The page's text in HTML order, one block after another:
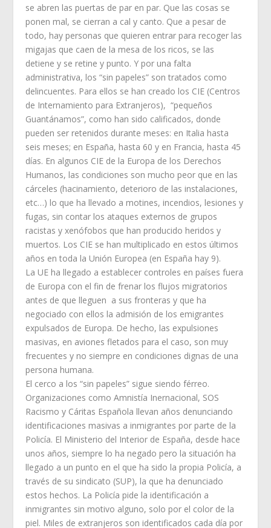
se abren las puertas de par en par. Que las cosas se
ponen mal, se cierran a cal y canto. Que a pesar de
todo, hay personas que quieren entrar para recoger las
migajas que caen de la mesa de los ricos, se las
detiene y se retine y punto. Y por una falta
administrativa, los “sin papeles” son tratados como
delincuentes. Para ellos se han creado los CIE (Centros
de Internamiento para Extranjeros), “pequeños
Guantánamos”, como han sido calificados, donde
pueden ser retenidos durante meses: en Italia hasta
seis meses; en España, hasta 60 y en Francia, hasta 45
días. En algunos CIE de la Europa de los Derechos
Humanos, las condiciones son mucho peor que en las
cárceles (hacinamiento, deterioro de las instalaciones,
etc…) lo que ha llevado a motines, incendios, lesiones y
fugas, sin contar los ataques externos de grupos
racistas y xenófobos que han producido heridos y
muertos. Los CIE se han multiplicado en estos últimos
años en toda la Unión Europea (en España hay 9).
La UE ha llegado a establecer controles en países fuera
de Europa con el fin de frenar los flujos migratorios
antes de que lleguen a sus fronteras y que ha
negociado con ellos la admisión de los emigrantes
expulsados de Europa. De hecho, las expulsiones
masivas, en aviones fletados para el caso, son muy
frecuentes y no siempre en condiciones dignas de una
persona humana.
El cerco a los “sin papeles” sigue siendo férreo.
Organizaciones como Amnistía Inernacional, SOS
Racismo y Cáritas Española llevan años denunciando
identificaciones masivas a inmigrantes por parte de la
Policía. El Ministerio del Interior de España, desde hace
unos años, siempre lo ha negado pero la situación ha
llegado a un punto en el que ha sido la propia Policía, a
través de su sindicato (SUP), la que ha denunciado
estos hechos. La Policía pide la identificación a
inmigrantes sin motivo alguno, solo por el color de la
piel. Miles de extranjeros son identificados cada día por